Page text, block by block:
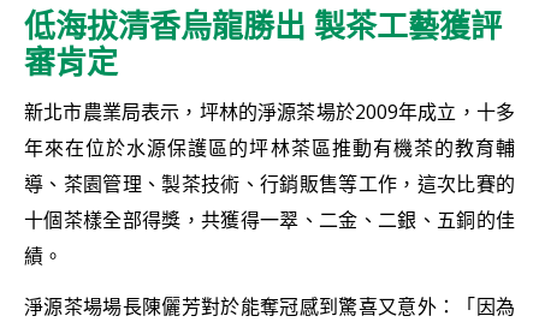
低海拔清香烏龍勝出 製茶工藝獲評
審肯定
新北市農業局表示，坪林的淨源茶場於2009年成立，十多
年來在位於水源保護區的坪林茶區推動有機茶的教育輔
導、茶園管理、製茶技術、行銷販售等工作，這次比賽的
十個茶樣全部得獎，共獲得一翠、二金、二銀、五銅的佳
績。
淨源茶場場長陳儷芳對於能奪冠感到驚喜又意外：「因為